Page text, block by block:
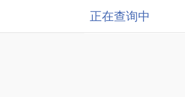
正在查询中